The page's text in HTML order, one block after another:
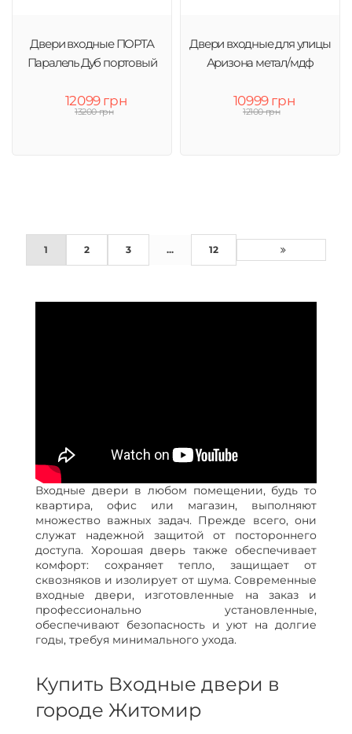
Двери входные ПОРТА
Паралель Дуб портовый
12099 грн
13200 грн
Двери входные для улицы
Аризона метал/мдф
10999 грн
12100 грн
1 2 3 ... 12
Входные двери в любом помещении, будь то
квартира, офис или магазин, выполняют
множество важных задач. Прежде всего, они
служат надежной защитой от постороннего
доступа. Хорошая дверь также обеспечивает
комфорт: сохраняет тепло, защищает от
сквозняков и изолирует от шума. Современные
входные двери, изготовленные на заказ и
профессионально установленные,
обеспечивают безопасность и уют на долгие
годы, требуя минимального ухода.
Купить Входные двери в
городе Житомир